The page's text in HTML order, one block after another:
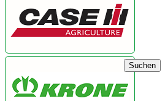
Suchen